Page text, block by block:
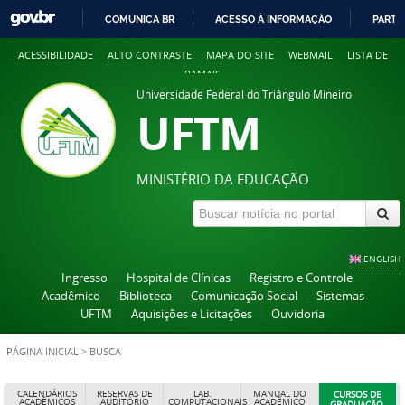
COMUNICA BR ACESSO À INFORMAÇÃO
ACESSIBILIDADE ALTO CONTRASTE MAPA DO SITE WEBMAIL
LISTA DE
RAMAIS
Universidade Federal do Triângulo Mineiro
UFTM
MINISTÉRIO DA EDUCAÇÃO
ENGLISH
Ingresso Hospital de Clínicas
Registro e Controle
Acadêmico
Biblioteca Comunicação Social
Sistemas
UFTM
Aquisições e Licitações Ouvidoria
PÁGINA INICIAL > BUSCA
CALENDÁRIOS
ACADÊMICOS
RESERVAS DE
AUDITÓRIO
LAB.
COMPUTACIONAIS
MANUAL DO
ACADÊMICO
CURSOS DE